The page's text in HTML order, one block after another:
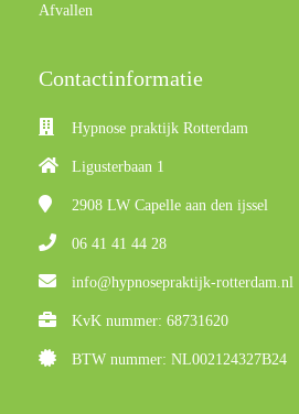
Afvallen
Contactinformatie
Hypnose praktijk Rotterdam
Ligusterbaan 1
2908 LW Capelle aan den ijssel
06 41 41 44 28
info@hypnosepraktijk-rotterdam.nl
KvK nummer: 68731620
BTW nummer: NL002124327B24